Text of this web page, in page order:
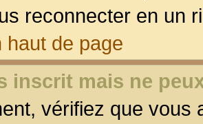
reconnecter en un
haut de page
inscrit mais ne
vérifiez que